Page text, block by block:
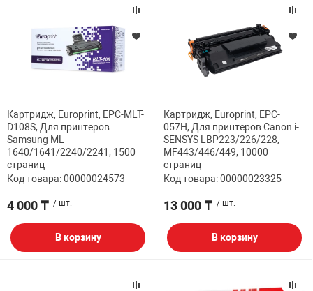
Картридж, Europrint, EPC-MLT-
D108S, Для принтеров
Samsung ML-
1640/1641/2240/2241, 1500
страниц
Код товара: 00000024573
4 000 ₸ / шт.
В корзину
Картридж, Europrint, EPC-
057H, Для принтеров Canon i-
SENSYS LBP223/226/228,
MF443/446/449, 10000
страниц
Код товара: 00000023325
13 000 ₸ / шт.
В корзину